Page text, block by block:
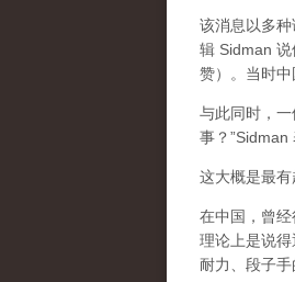
该消息以多
辑 Sidman
赞）。当时中
与此同时，
事？”Sidman
这大概是最有
在中国，曾
理论上是说
耐力、段子